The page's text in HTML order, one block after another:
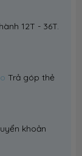
12T - 36T.
Trả góp thẻ
khoản